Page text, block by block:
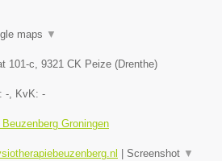
maps ▼
101-c, 9321 CK Peize (Drenthe)
-, KvK: -
Groningen
Screenshot ▼